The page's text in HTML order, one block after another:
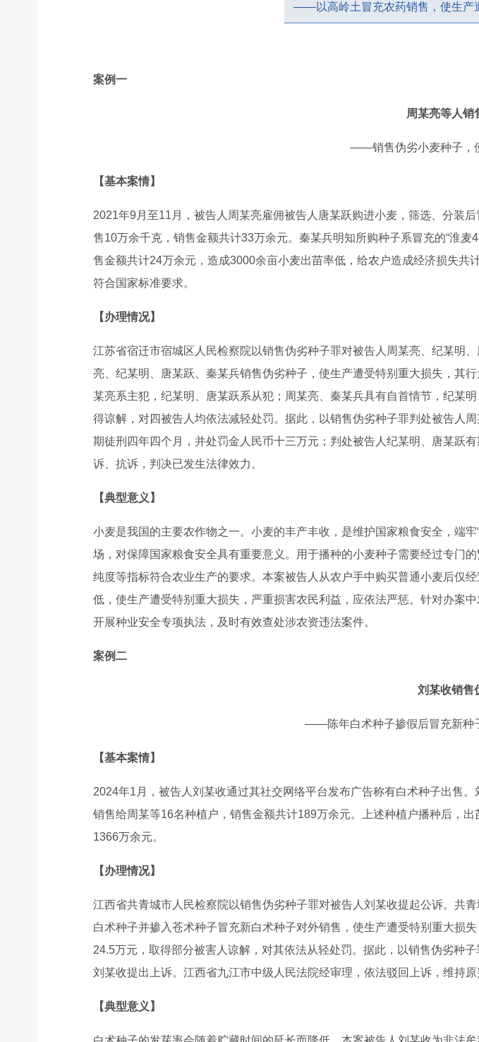
——以高岭土冒充农药销售，使生产
案例一
周某亮等人销
——销售伪劣小麦种子，
【基本案情】
2021年9月至11月，被告人周某亮雇佣被告人唐某跃购进小麦，筛选、分装
售10万余千克，销售金额共计33万余元。秦某兵明知所购种子系冒充的“淮
售金额共计24万余元，造成3000余亩小麦出苗率低，给农户造成经济损失共
符合国家标准要求。
【办理情况】
江苏省宿迁市宿城区人民检察院以销售伪劣种子罪对被告人周某亮、纪某明
亮、纪某明、唐某跃、秦某兵销售伪劣种子，使生产遭受特别重大损失，其
某亮系主犯，纪某明、唐某跃系从犯；周某亮、秦某兵具有自首情节，纪某
得谅解，对四被告人均依法减轻处罚。据此，以销售伪劣种子罪判处被告人
期徒刑四年四个月，并处罚金人民币十三万元；判处被告人纪某明、唐某跃
诉、抗诉，判决已发生法律效力。
【典型意义】
小麦是我国的主要农作物之一。小麦的丰产丰收，是维护国家粮食安全，端
场，对保障国家粮食安全具有重要意义。用于播种的小麦种子需要经过专门
纯度等指标符合农业生产的要求。本案被告人从农户手中购买普通小麦后仅
低，使生产遭受特别重大损失，严重损害农民利益，应依法严惩。针对办案
开展种业安全专项执法，及时有效查处涉农资违法案件。
案例二
刘某收销售
——陈年白术种子掺假后冒充新种
【基本案情】
2024年1月，被告人刘某收通过其社交网络平台发布广告称有白术种子出售
销售给周某等16名种植户，销售金额共计189万余元。上述种植户播种后，
1366万余元。
【办理情况】
江西省共青城市人民检察院以销售伪劣种子罪对被告人刘某收提起公诉。共
白术种子并掺入苍术种子冒充新白术种子对外销售，使生产遭受特别重大损
24.5万元，取得部分被害人谅解，对其依法从轻处罚。据此，以销售伪劣种
刘某收提出上诉。江西省九江市中级人民法院经审理，依法驳回上诉，维持原
【典型意义】